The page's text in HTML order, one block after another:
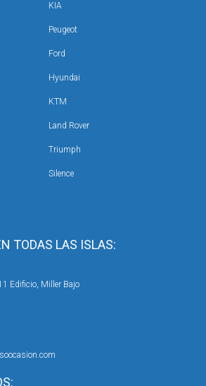
TODAS LAS ISLAS:
Edificio, Miller Bajo
KIA
Peugeot
Ford
Hyundai
KTM
Land Rover
Triumph
Silence